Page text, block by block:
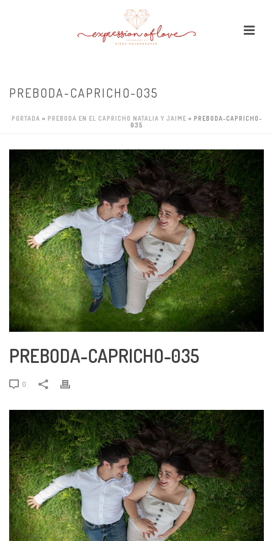
PREBODA-CAPRICHO-035
PORTADA » PREBODA EN EL CAPRICHO NATALIA Y JAIME » PREBODA-CAPRICHO-
035
PREBODA-CAPRICHO-035
0